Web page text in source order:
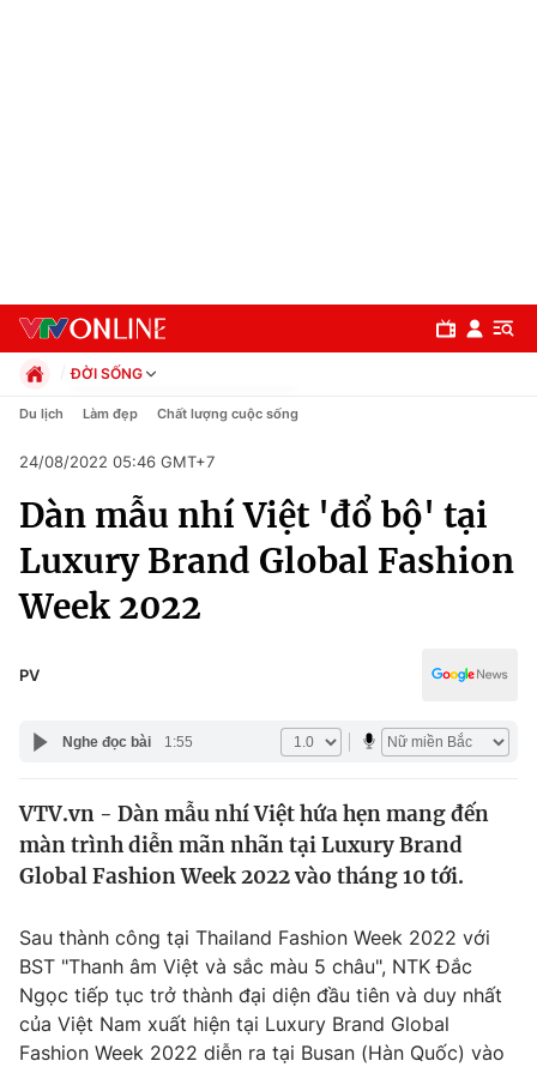
Chuyên mục
Chính trị
Xã hội
Pháp luật
Y tế
Thế giới
Tin tức
Câu chuyện quốc tế
Kinh tế
Tài chính
Thị trường
Góc doanh nghiệp
Dữ liệu và đời sống
Truyền hình
ĐỜI SỐNG
Chính trị
Pháp luật
Kinh tế
Thể thao
Truyền hình
Văn hóa - Giải trí
Du lịch Làm đẹp Chất lượng cuộc sống
24/08/2022 05:46 GMT+7
Dàn mẫu nhí Việt 'đổ bộ' tại
Luxury Brand Global Fashion
Week 2022
PV
Nghe đọc bài 1:55
VTV.vn - Dàn mẫu nhí Việt hứa hẹn mang đến
màn trình diễn mãn nhãn tại Luxury Brand
Global Fashion Week 2022 vào tháng 10 tới.
Sau thành công tại Thailand Fashion Week 2022 với
BST "Thanh âm Việt và sắc màu 5 châu", NTK Đắc
Ngọc tiếp tục trở thành đại diện đầu tiên và duy nhất
của Việt Nam xuất hiện tại Luxury Brand Global
Fashion Week 2022 diễn ra tại Busan (Hàn Quốc) vào